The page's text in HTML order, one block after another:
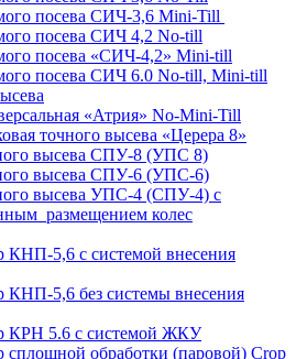
посева СИЧ-3,6 Mini-Till
посева СИЧ 4,2 No-till
посева «СИЧ-4,2» Mini-till
посева СИЧ 6.0 No-till, Mini-till
«Атрия» No-Mini-Till
точного высева «Церера 8»
высева СПУ-8 (УПС 8)
высева СПУ-6 (УПС-6)
высева УПС-4 (СПУ-4) с
размещением колес
КНП-5,6 с системой внесения
КНП-5,6 без системы внесения
КРН 5.6 с системой ЖКУ
сплошной обработки (паровой) Crop